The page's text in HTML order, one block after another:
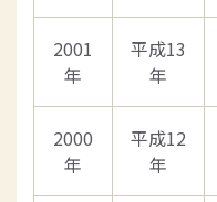
2001
年
平成13
年
2000
年
平成12
年